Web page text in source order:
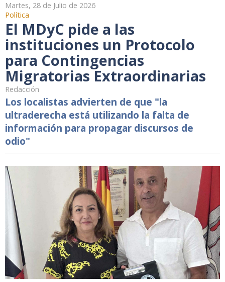
Martes, 28 de Julio de 2026
Política
El MDyC pide a las
instituciones un Protocolo
para Contingencias
Migratorias Extraordinarias
Redacción
Los localistas advierten de que "la
ultraderecha está utilizando la falta de
información para propagar discursos de
odio"